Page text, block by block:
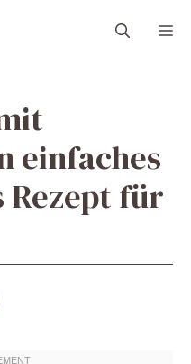
einfaches
Rezept für